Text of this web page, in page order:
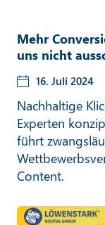
Mehr
uns nicht
16. Juli 2024
Nachhaltige
Experten
führt
Content.